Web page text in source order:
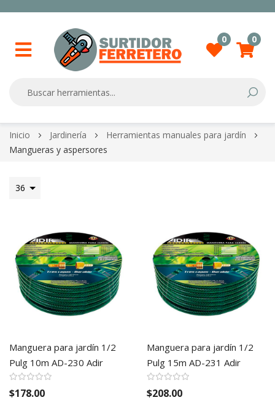
0 0
Skip
to
Content
Inicio Jardinería
Herramientas manuales para jardín
Mangueras y aspersores
Manguera para jardín 1/2
Pulg 10m AD-230 Adir
$178.00
Manguera para jardín 1/2
Pulg 15m AD-231 Adir
$208.00